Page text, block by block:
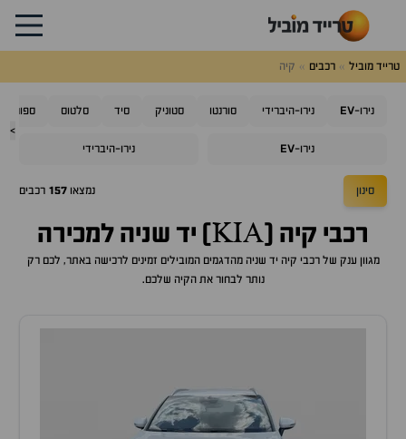
טרייד מוביל רכבים קיה
>
נירו-EV נירו-היברידי סורנטו סטוניק סיד סלטוס
נירו-EV נירו-היברידי
סינון נמצאו 157 רכבים
רכבי קיה (KIA) יד שניה למכירה
מגוון ענק של רכבי קיה יד שניה מהדגמים המובילים זמינים לרכישה באתר, לכם רק
נותר לבחור את הקיה שלכם.